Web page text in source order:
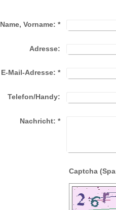
Name, Vorname: *
Adresse:
E-Mail-Adresse: *
Telefon/Handy:
Nachricht: *